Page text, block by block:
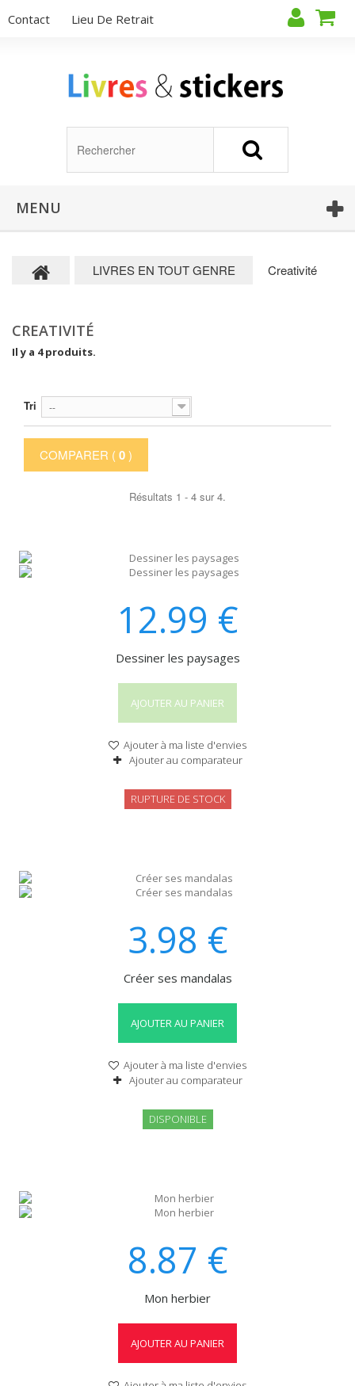
Contact Lieu De Retrait
MENU
LIVRES EN TOUT GENRE Creativité
CREATIVITÉ
Il y a 4 produits.
Tri --
COMPARER ( 0)
Résultats 1 - 4 sur 4.
12.99 €
Dessiner les paysages
AJOUTER AU PANIER
Ajouter à ma liste d'envies
Ajouter au comparateur
RUPTURE DE STOCK
3.98 €
Créer ses mandalas
AJOUTER AU PANIER
Ajouter à ma liste d'envies
Ajouter au comparateur
DISPONIBLE
8.87 €
Mon herbier
AJOUTER AU PANIER